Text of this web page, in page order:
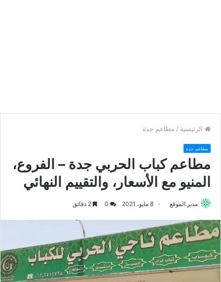
الرئيسية / مطاعم جدة
مطاعم جدة
مطاعم كباب الحربي جدة – الفروع،
المنيو مع الأسعار، والتقييم النهائي
مدير الموقع 8 مايو، 2021